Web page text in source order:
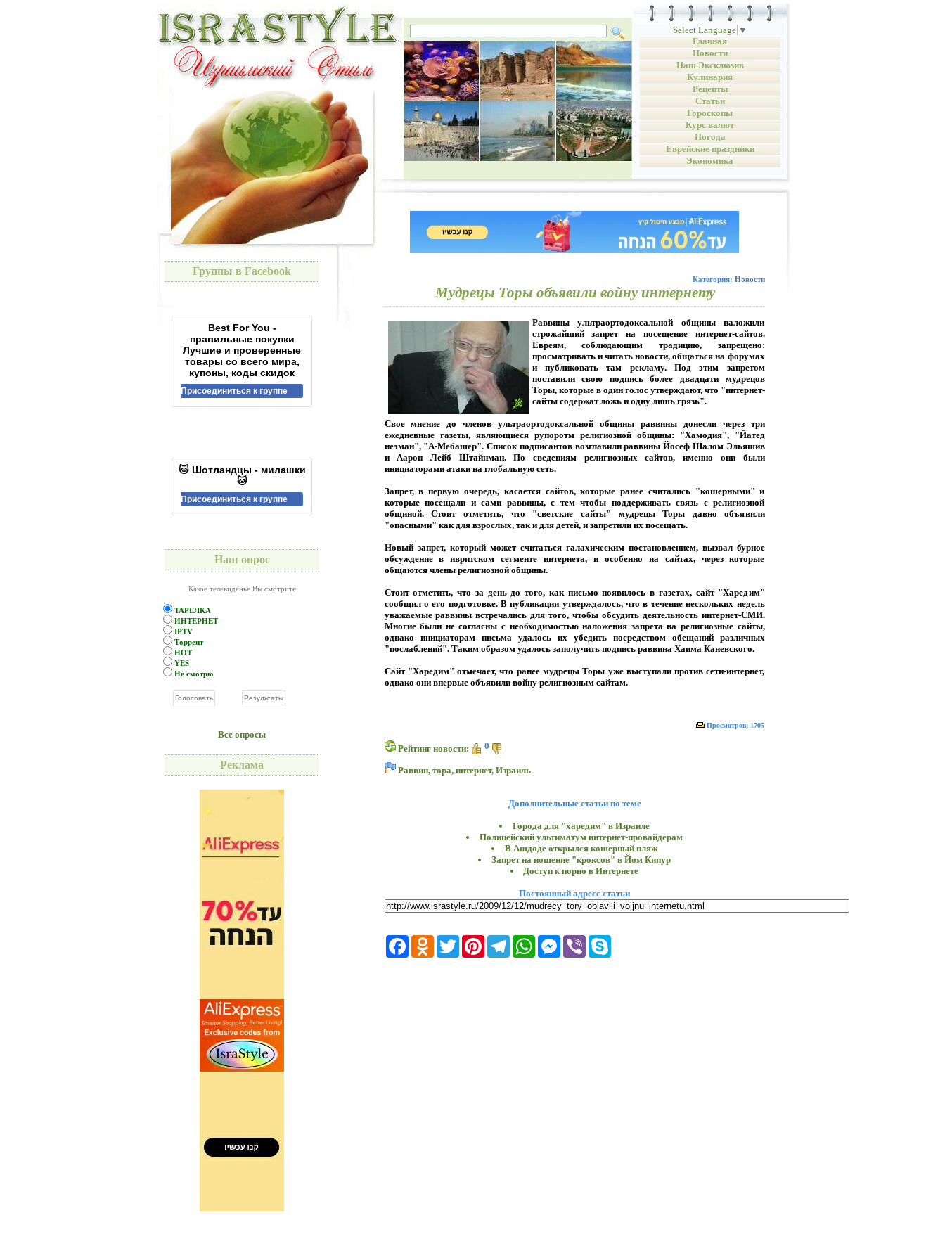
Select Language ▼
Главная
Новости
Наш Эксклюзив
Кулинария
Рецепты
Статьи
Гороскопы
Курс валют
Погода
Еврейские праздники
Экономика
Группы в Facebook
Best For You -
правильные покупки
Лучшие и проверенные
товары со всего мира,
купоны, коды скидок
Присоединиться к группе
🐱 Шотландцы - милашки
🐱
Присоединиться к группе
Наш опрос
Какое телевиденье Вы смотрите
ТАРЕЛКА
ИНТЕРНЕТ
IPTV
Торрент
HOT
YES
Не смотрю
Все опросы
Реклама
Категория: Новости
Мудрецы Торы объявили войну интернету
Раввины ультраортодоксальной общины наложили
строжайший запрет на посещение интернет-сайтов.
Евреям, соблюдающим традицию, запрещено:
просматривать и читать новости, общаться на форумах
и публиковать там рекламу. Под этим запретом
поставили свою подпись более двадцати мудрецов
Торы, которые в один голос утверждают, что "интернет-
сайты содержат ложь и одну лишь грязь".
Свое мнение до членов ультраортодоксальной общины раввины донесли через три
ежедневные газеты, являющиеся рупоротм религиозной общины: "Хамодия", "Йатед
неэман", "А-Мебашер". Список подписантов возглавили раввины Йосеф Шалом Эльяшив
и Аарон Лейб Штайнман. По сведениям религиозных сайтов, именно они были
инициаторами атаки на глобальную сеть.
Запрет, в первую очередь, касается сайтов, которые ранее считались "кошерными" и
которые посещали и сами раввины, с тем чтобы поддерживать связь с религиозной
общиной. Стоит отметить, что "светские сайты" мудрецы Торы давно объявили
"опасными" как для взрослых, так и для детей, и запретили их посещать.
Новый запрет, который может считаться галахическим постановлением, вызвал бурное
обсуждение в ивритском сегменте интернета, и особенно на сайтах, через которые
общаются члены религиозной общины.
Стоит отметить, что за день до того, как письмо появилось в газетах, сайт "Харедим"
сообщил о его подготовке. В публикации утверждалось, что в течение нескольких недель
уважаемые раввины встречались для того, чтобы обсудить деятельность интернет-СМИ.
Многие были не согласны с необходимостью наложения запрета на религиозные сайты,
однако инициаторам письма удалось их убедить посредством обещаний различных
"послаблений". Таким образом удалось заполучить подпись раввина Хаима Каневского.
Сайт "Харедим" отмечает, что ранее мудрецы Торы уже выступали против сети-интернет,
однако они впервые объявили войну религиозным сайтам.
Просмотров: 1705
Рейтинг новости: 0
Раввин, тора, интернет, Израиль
Дополнительные статьи по теме
Города для "харедим" в Израиле
Полицейский ультиматум интернет-провайдерам
В Ашдоде открылся кошерный пляж
Запрет на ношение "кроксов" в Йом Кипур
Доступ к порно в Интернете
Постоянный адресс статьи
FacebookOdnoklassniki
TwitterPinterestTelegramWhatsAppMessenger
Viber Skype